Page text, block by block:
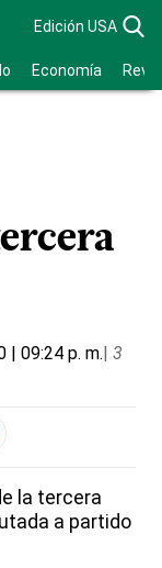
Edición USA
Economía
| 09:24 p. m.| 3
la tercera
a partido